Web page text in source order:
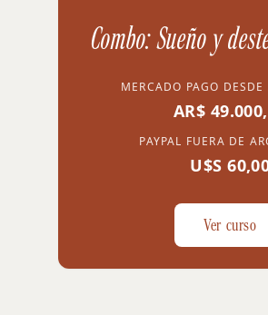
Combo: Sueño y
MERCADO PAGO
AR$
PAYPAL FUERA DE
U$S
Ver curso